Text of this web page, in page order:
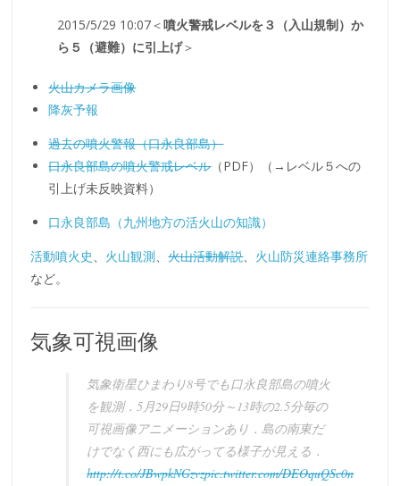
2015/5/29 10:07＜噴火警戒レベルを３（入山規制）か
ら５（避難）に引上げ＞
火山カメラ画像
降灰予報
過去の噴火警報（口永良部島）
口永良部島の噴火警戒レベル（PDF）（→レベル５への
引上げ未反映資料）
口永良部島（九州地方の活火山の知識）
活動噴火史
火山観測 、火山活動解説、 火山防災連絡事務所
など。
気象可視画像
気象衛星ひまわり8号でも口永良部島の噴火
を観測．5月29日9時50分～13時の2.5分毎の
可視画像アニメーションあり．島の南東だ
けでなく西にも広がってる様子が見える．
http://t.co/JBwpkNGzvzpic.twitter.com/DEOquQSc0n